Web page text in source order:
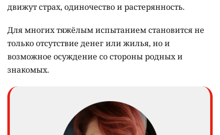
движут страх, одиночество и растерянность.
Для многих тяжёлым испытанием становится не
только отсутствие денег или жилья, но и
возможное осуждение со стороны родных и
знакомых.